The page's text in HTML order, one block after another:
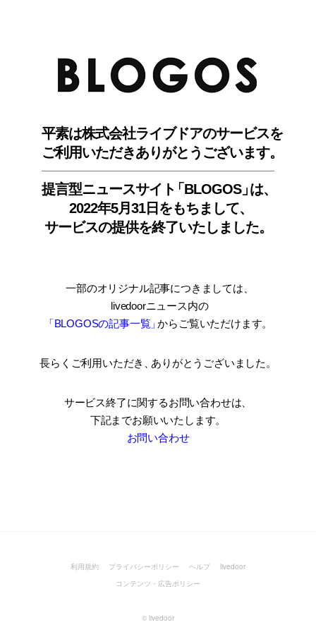
平素は株式会社ライブドアのサービスを
ご利用いただきありがとうございます。
提言型ニュースサイ ト「BLOGOS」は、
2022年5月31日をもちまして、
サービスの提供を終了いたしました。
一部のオリジナル記事につきましては
livedoorニュース内の
「BLOGOSの記事一覧」からご覧いただけます。
長らくご利用いただき ありがとうございました。
サービス終了に関するお問い合わせは、
下記までお願いいたします。
お問い合わせ
利用規約 プライバシーポリシー ヘルプ
livedoor
コンテンツ・広告ポリシー
© livedoor